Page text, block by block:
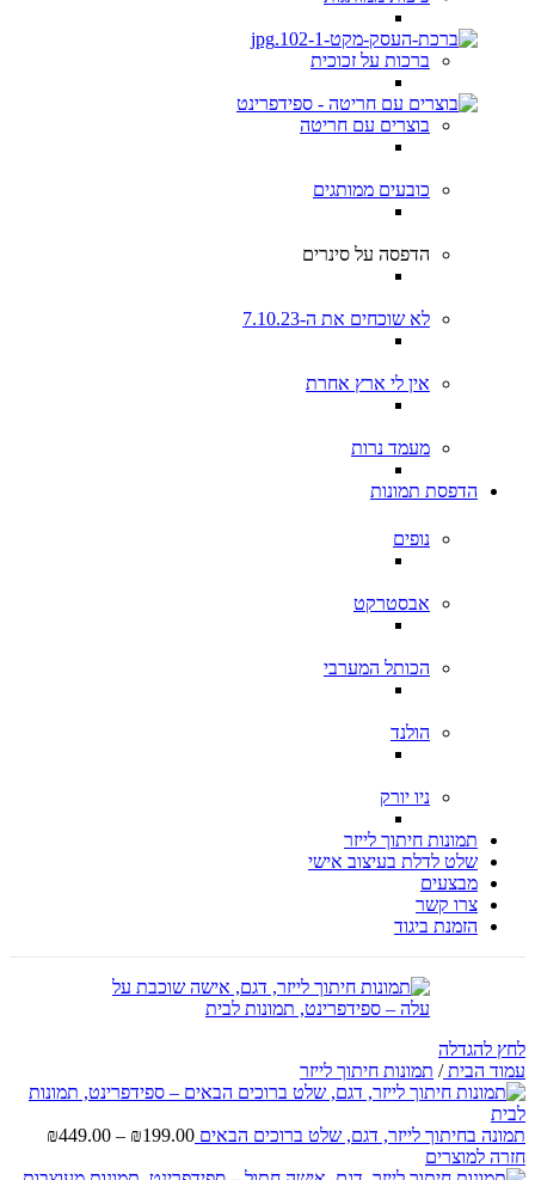
ברכות על זכוכית
בוצרים עם חריטה
כובעים ממותגים
הדפסה על סינרים
לא שוכחים את ה-7.10.23
אין לי ארץ אחרת
מעמד נרות
הדפסת תמונות
נופים
אבסטרקט
הכותל המערבי
הולנד
ניו יורק
תמונות חיתוך לייזר
שלט לדלת בעיצוב אישי
מבצעים
צרו קשר
הזמנת ביגוד
לחץ להגדלה
עמוד הבית/ תמונות חיתוך לייזר
תמונה בחיתוך לייזר, דגם, שלט ברוכים הבאים ₪199.00
–
₪449.00
חזרה למוצרים